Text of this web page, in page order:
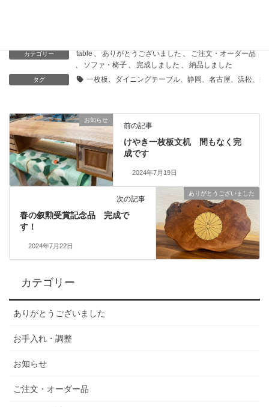
カテゴリー table 、 ありがとうございました 、
ご注文・オーダー品
、
ソファ・椅子 、 完成しました 、 納品しました
タグ 一枚板、ダイニングテーブル、静岡、名古屋、浜松、磐
お知らせ
前の記事
けやき一枚板文机 間もなく完
成です
2024年7月19日
ありがとうございました
次の記事
春の叙勲受賞記念品 完成で
す！
2024年7月22日
カテゴリー
ありがとうございました
お手入れ・調整
お知らせ
ご注文・オーダー品